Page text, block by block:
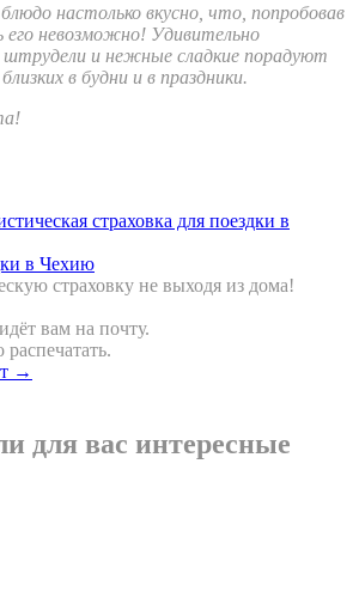
настолько вкусно, что, попробовав
его невозможно! Удивительно
и нежные сладкие порадуют
в будни и в праздники.
в Чехию
страховку не выходя из дома!
вам на почту.
распечатать.
→
для вас интересные